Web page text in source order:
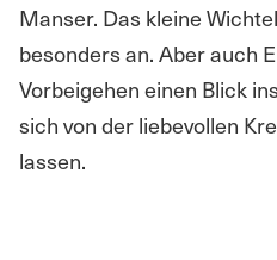
Manser. Das kleine
besonders an. Aber auch
Vorbeigehen einen Blick
sich von der liebevollen
lassen.